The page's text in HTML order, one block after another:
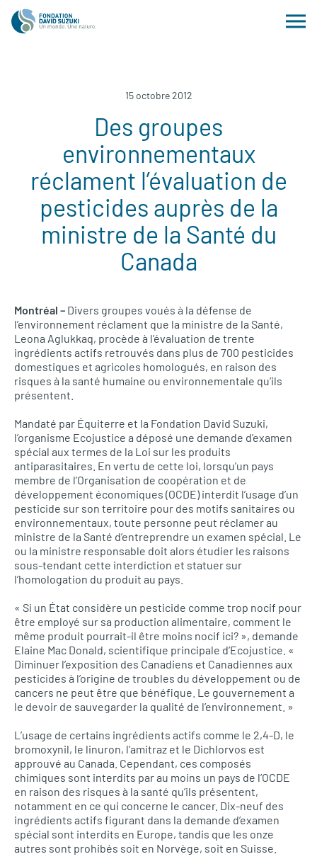
15 octobre 2012
Des groupes
environnementaux
réclament l’évaluation de
pesticides auprès de la
ministre de la Santé du
Canada
Montréal – Divers groupes voués à la défense de
l’environnement réclament que la ministre de la Santé,
Leona Aglukkaq, procède à l’évaluation de trente
ingrédients actifs retrouvés dans plus de 700 pesticides
domestiques et agricoles homologués, en raison des
risques à la santé humaine ou environnementale qu’ils
présentent.
Mandaté par Équiterre et la Fondation David Suzuki,
l’organisme Ecojustice a déposé une demande d’examen
spécial aux termes de la Loi sur les produits
antiparasitaires. En vertu de cette loi, lorsqu’un pays
membre de l’Organisation de coopération et de
développement économiques (OCDE) interdit l’usage d’un
pesticide sur son territoire pour des motifs sanitaires ou
environnementaux, toute personne peut réclamer au
ministre de la Santé d’entreprendre un examen spécial. Le
ou la ministre responsable doit alors étudier les raisons
sous-tendant cette interdiction et statuer sur
l’homologation du produit au pays.
« Si un État considère un pesticide comme trop nocif pour
être employé sur sa production alimentaire, comment le
même produit pourrait-il être moins nocif ici? », demande
Elaine Mac Donald, scientifique principale d’Ecojustice. «
Diminuer l’exposition des Canadiens et Canadiennes aux
pesticides à l’origine de troubles du développement ou de
cancers ne peut être que bénéfique. Le gouvernement a
le devoir de sauvegarder la qualité de l’environnement. »
L’usage de certains ingrédients actifs comme le 2,4-D, le
bromoxynil, le linuron, l’amitraz et le Dichlorvos est
approuvé au Canada. Cependant, ces composés
chimiques sont interdits par au moins un pays de l’OCDE
en raison des risques à la santé qu’ils présentent,
notamment en ce qui concerne le cancer. Dix-neuf des
ingrédients actifs figurant dans la demande d’examen
spécial sont interdits en Europe, tandis que les onze
autres sont prohibés soit en Norvège, soit en Suisse.